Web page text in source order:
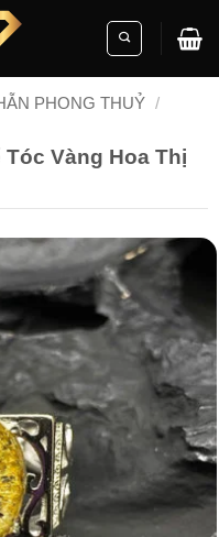
PHONG THUỶ /
Vàng Hoa Thị